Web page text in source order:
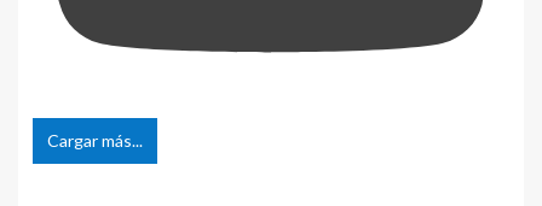
Cargar más...